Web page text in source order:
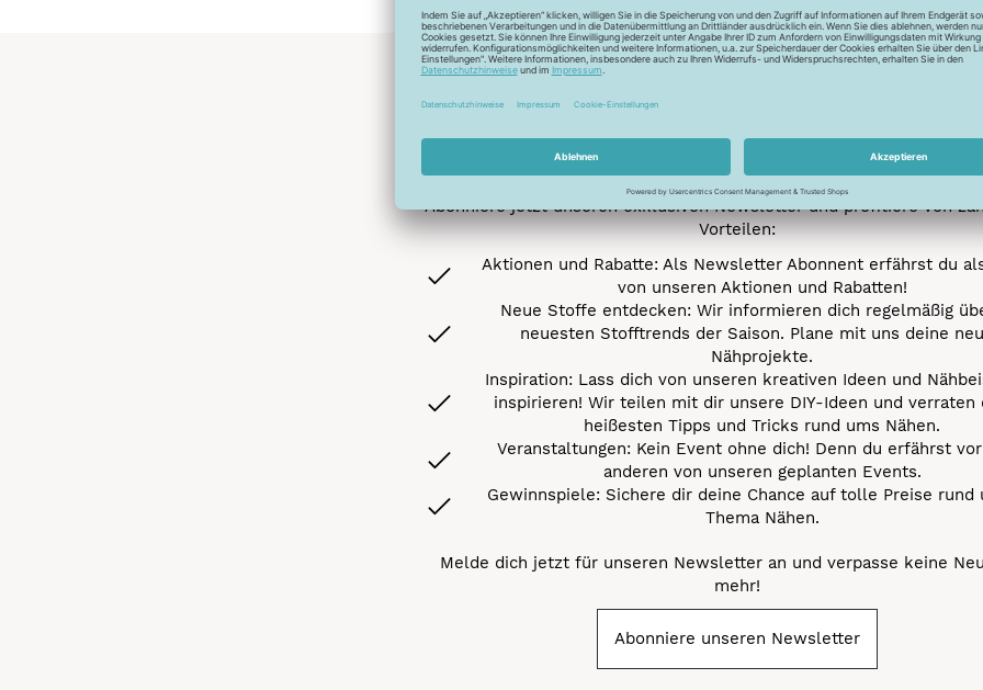
Newsletter
Abonniere jetzt unseren exklusiven Newsletter und profitiere von
Vorteilen:
Aktionen und Rabatte: Als Newsletter Abonnent erfährst du
von unseren Aktionen und Rabatten!
Neue Stoffe entdecken: Wir informieren dich regelmäßig
neuesten Stofftrends der Saison. Plane mit uns deine
Nähprojekte.
Inspiration: Lass dich von unseren kreativen Ideen und
inspirieren! Wir teilen mit dir unsere DIY-Ideen und verraten
heißesten Tipps und Tricks rund ums Nähen.
Veranstaltungen: Kein Event ohne dich! Denn du erfährst
anderen von unseren geplanten Events.
Gewinnspiele: Sichere dir deine Chance auf tolle Preise rund
Thema Nähen.
Melde dich jetzt für unseren Newsletter an und verpasse keine
mehr!
Abonniere unseren Newsletter